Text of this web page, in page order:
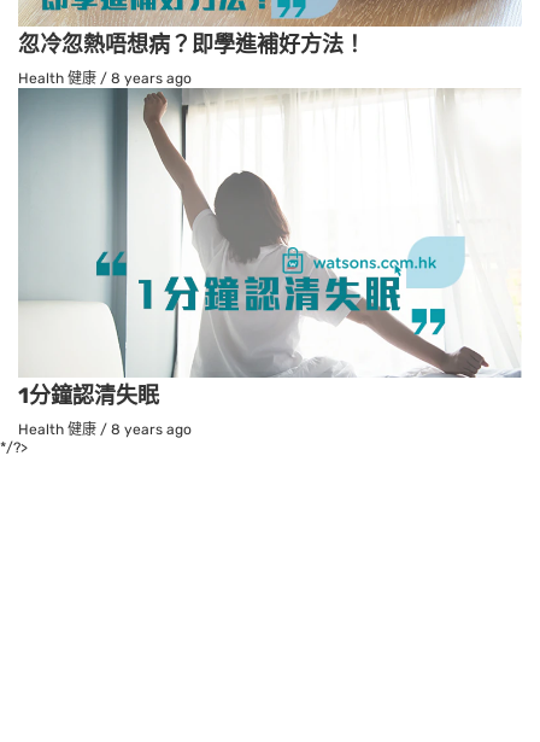
忽冷忽熱唔想病？即學進補好方法！
Health 健康 / 8 years ago
1分鐘認清失眠
Health 健康 / 8 years ago
*/?>